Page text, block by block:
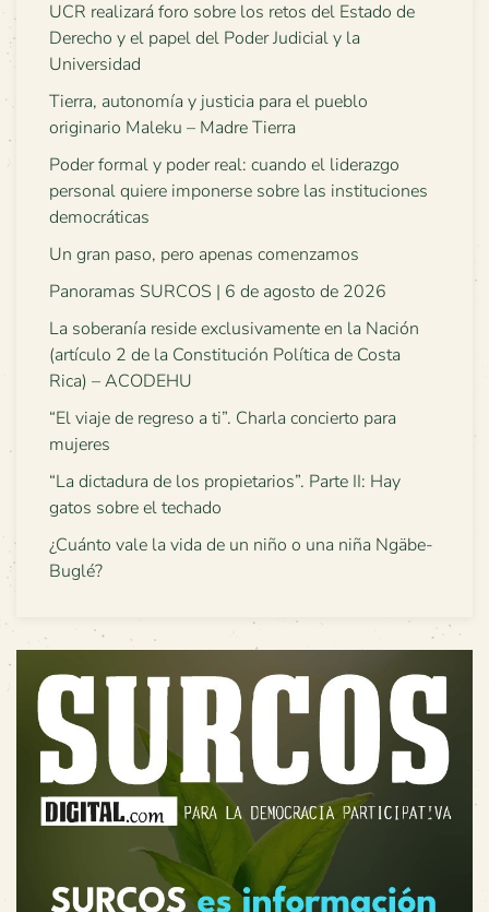
UCR realizará foro sobre los retos del Estado de
Derecho y el papel del Poder Judicial y la
Universidad
Tierra, autonomía y justicia para el pueblo
originario Maleku – Madre Tierra
Poder formal y poder real: cuando el liderazgo
personal quiere imponerse sobre las instituciones
democráticas
Un gran paso, pero apenas comenzamos
Panoramas SURCOS | 6 de agosto de 2026
La soberanía reside exclusivamente en la Nación
(artículo 2 de la Constitución Política de Costa
Rica) – ACODEHU
“El viaje de regreso a ti”. Charla concierto para
mujeres
“La dictadura de los propietarios”. Parte II: Hay
gatos sobre el techado
¿Cuánto vale la vida de un niño o una niña Ngäbe-
Buglé?